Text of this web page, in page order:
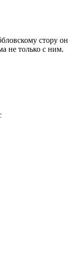
стору он
не только с ним.